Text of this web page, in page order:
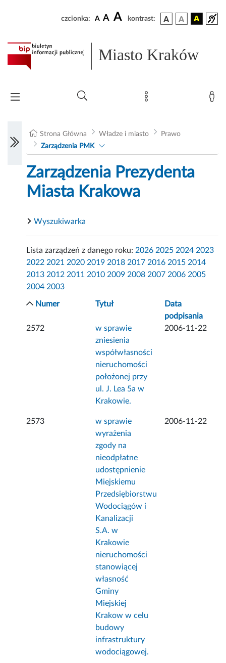
czcionka: A A A kontrast:
Miasto Kraków
Strona Główna Władze i miasto
Prawo
Zarządzenia PMK
Zarządzenia Prezydenta
Miasta Krakowa
Wyszukiwarka
Lista zarządzeń z danego roku: 2026 2025 2024 2023
2022 2021 2020 2019 2018 2017 2016 2015 2014
2013 2012 2011 2010 2009 2008 2007 2006 2005
2004 2003
Numer Tytuł
Data
podpisania
2572
w sprawie
zniesienia
współwłasności
nieruchomości
położonej przy
ul. J. Lea 5a w
Krakowie.
2006-11-22
2573
w sprawie
wyrażenia
zgody na
nieodpłatne
udostępnienie
Miejskiemu
Przedsiębiorstwu
Wodociągów i
Kanalizacji
S.A. w
Krakowie
nieruchomości
stanowiącej
własność
Gminy
Miejskiej
Krakow w celu
budowy
infrastruktury
wodociągowej.
2006-11-22